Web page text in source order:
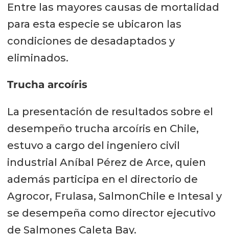
Entre las mayores causas de mortalidad
para esta especie se ubicaron las
condiciones de desadaptados y
eliminados.
Trucha arcoíris
La presentación de resultados sobre el
desempeño trucha arcoíris en Chile,
estuvo a cargo del ingeniero civil
industrial Aníbal Pérez de Arce, quien
además participa en el directorio de
Agrocor, Frulasa, SalmonChile e Intesal y
se desempeña como director ejecutivo
de Salmones Caleta Bay.